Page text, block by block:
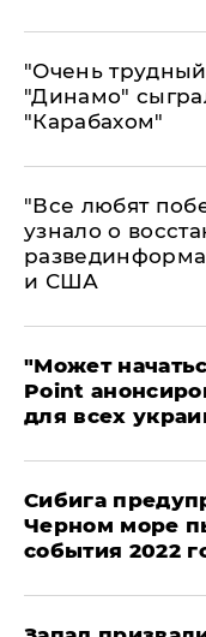
"Очень
"Динамо"
"Карабахом"
​"Все любят
узнало о
и США
"Может
Point
для всех
Сибига
Черном море
события 2022